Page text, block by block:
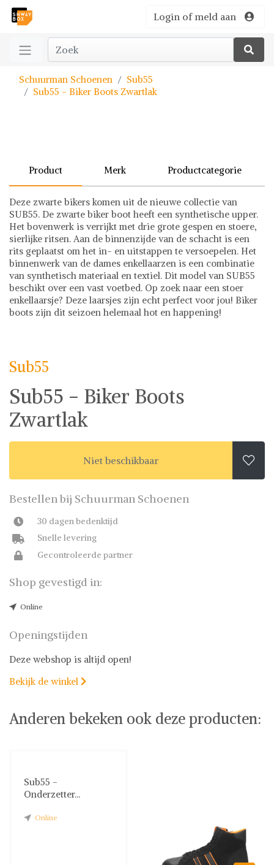
Login of meld aan
Schuurman Schoenen
Sub55
Sub55 - Biker Boots Zwartlak
Product Merk Productcategorie
Deze zwarte bikers komen uit de nieuwe collectie van
SUB55. De zwarte biker boot heeft een synthetische upper.
Het bovenwerk is verrijkt met drie grote gespen en stoere,
sierlijke ritsen. Aan de binnenzijde van de schacht is een
rits geplaatst om het in- en uitstappen te versoepelen. Het
binnenwerk van de dames enkellaarzen is een combinatie
van synthetisch materiaal en textiel. Dit model van SUB55
beschikt over een vast voetbed. Op zoek naar een stoer
enkellaarsje? Deze laarsjes zijn echt perfect voor jou! Biker
boots zijn dit seizoen helemaal hot en happening!
Sub55
Sub55 - Biker Boots
Zwartlak
Niet beschikbaar 
Bestellen bij Schuurman Schoenen
30 dagen bedenktijd
Snelle levering
Gecontroleerde partner
Shop gevestigd in:
Online
Openingstijden
Deze webshop is altijd open!
Bekijk de winkel 
Anderen bekeken ook deze producten:
Sub55 -
Onderzetter...
Online